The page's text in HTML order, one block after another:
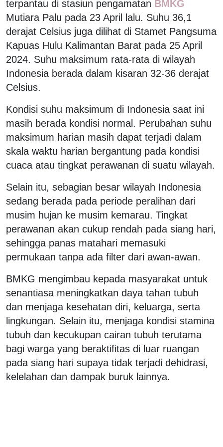
terpantau di stasiun pengamatan BMKG
Mutiara Palu pada 23 April lalu. Suhu 36,1
derajat Celsius juga dilihat di Stamet Pangsuma
Kapuas Hulu Kalimantan Barat pada 25 April
2024. Suhu maksimum rata-rata di wilayah
Indonesia berada dalam kisaran 32-36 derajat
Celsius.
Kondisi suhu maksimum di Indonesia saat ini
masih berada kondisi normal. Perubahan suhu
maksimum harian masih dapat terjadi dalam
skala waktu harian bergantung pada kondisi
cuaca atau tingkat perawanan di suatu wilayah.
Selain itu, sebagian besar wilayah Indonesia
sedang berada pada periode peralihan dari
musim hujan ke musim kemarau. Tingkat
perawanan akan cukup rendah pada siang hari,
sehingga panas matahari memasuki
permukaan tanpa ada filter dari awan-awan.
BMKG mengimbau kepada masyarakat untuk
senantiasa meningkatkan daya tahan tubuh
dan menjaga kesehatan diri, keluarga, serta
lingkungan. Selain itu, menjaga kondisi stamina
tubuh dan kecukupan cairan tubuh terutama
bagi warga yang beraktifitas di luar ruangan
pada siang hari supaya tidak terjadi dehidrasi,
kelelahan dan dampak buruk lainnya.